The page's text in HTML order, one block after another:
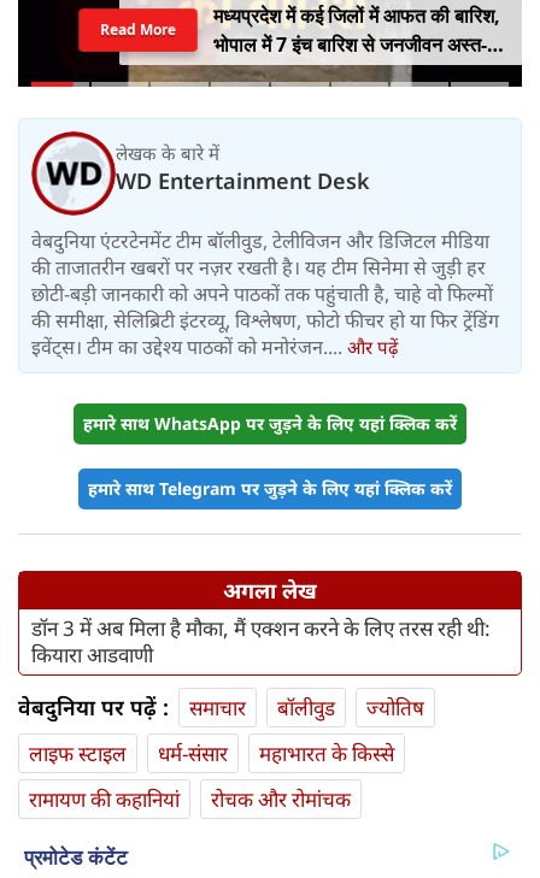
मध्यप्रदेश में कई जिलों में आफत की बारिश,
भोपाल में 7 इंच बारिश से जनजीवन अस्त-
व्यस्त, कई जिलों में नदी-नाले उफान पर,
Read More
लेखक के बारे में
WD Entertainment Desk
वेबदुनिया एंटरटेनमेंट टीम बॉलीवुड, टेलीविजन और डिजिटल मीडिया
की ताजातरीन खबरों पर नज़र रखती है। यह टीम सिनेमा से जुड़ी हर
छोटी-बड़ी जानकारी को अपने पाठकों तक पहुंचाती है, चाहे वो फिल्मों
की समीक्षा, सेलिब्रिटी इंटरव्यू, विश्लेषण, फोटो फीचर हो या फिर ट्रेंडिंग
इवेंट्स। टीम का उद्देश्य पाठकों को मनोरंजन.... और पढ़ें
हमारे साथ WhatsApp पर जुड़ने के लिए यहां क्लिक करें
हमारे साथ Telegram पर जुड़ने के लिए यहां क्लिक करें
अगला लेख
डॉन 3 में अब मिला है मौका, मैं एक्शन करने के लिए तरस रही थी:
कियारा आडवाणी
वेबदुनिया पर पढ़ें : समाचार बॉलीवुड
ज्योतिष
लाइफ स्‍टाइल
धर्म-संसार
महाभारत के किस्से
रामायण की कहानियां
रोचक और रोमांचक